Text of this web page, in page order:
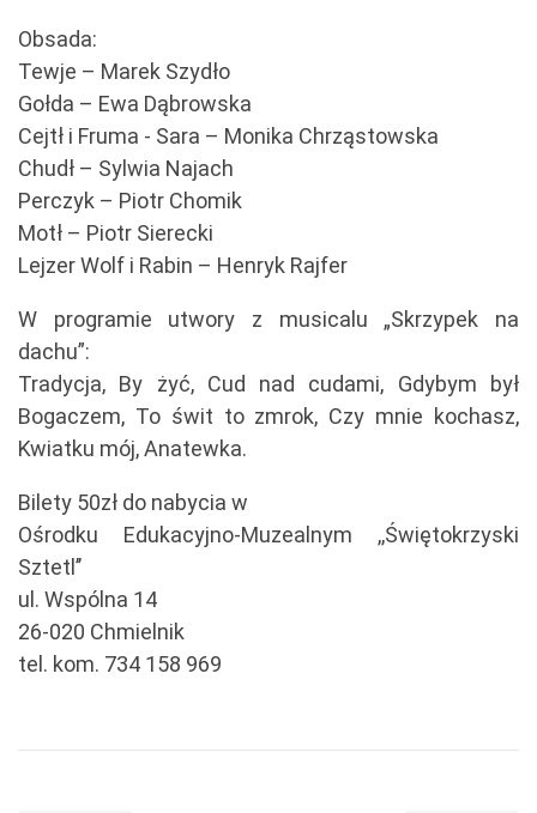
Obsada:
Tewje – Marek Szydło
Gołda – Ewa Dąbrowska
Cejtł i Fruma - Sara – Monika Chrząstowska
Chudł – Sylwia Najach
Perczyk – Piotr Chomik
Motł – Piotr Sierecki
Lejzer Wolf i Rabin – Henryk Rajfer
W programie utwory z musicalu „Skrzypek na
dachu”:
Tradycja, By żyć, Cud nad cudami, Gdybym był
Bogaczem, To świt to zmrok, Czy mnie kochasz,
Kwiatku mój, Anatewka.
Bilety 50zł do nabycia w
Ośrodku Edukacyjno-Muzealnym ,,Świętokrzyski
Sztetl’’
ul. Wspólna 14
26-020 Chmielnik
tel. kom. 734 158 969